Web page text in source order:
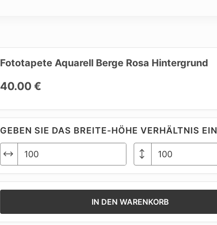
Fototapete Aquarell Berge Rosa Hintergrund
40.00 €
GEBEN SIE DAS BREITE-HÖHE VERHÄLTNIS EIN
IN DEN WARENKORB